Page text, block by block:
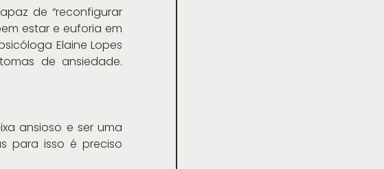
de “reconfigurar
estar e euforia em
Elaine Lopes
de ansiedade.
ansioso e ser uma
para isso é preciso